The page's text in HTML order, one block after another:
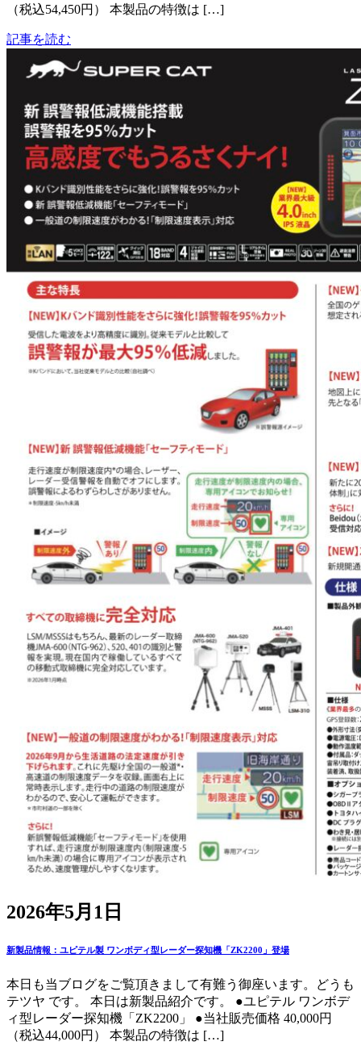
（税込54,450円） 本製品の特徴は […]
記事を読む
2026年5月1日
新製品情報：ユピテル製 ワンボディ型レーダー探知機「ZK2200」登場
本日も当ブログをご覧頂きまして有難う御座います。どうも
テツヤ です。 本日は新製品紹介です。 ●ユピテル ワンボデ
ィ型レーダー探知機「ZK2200」 ●当社販売価格 40,000円
（税込44,000円） 本製品の特徴は […]